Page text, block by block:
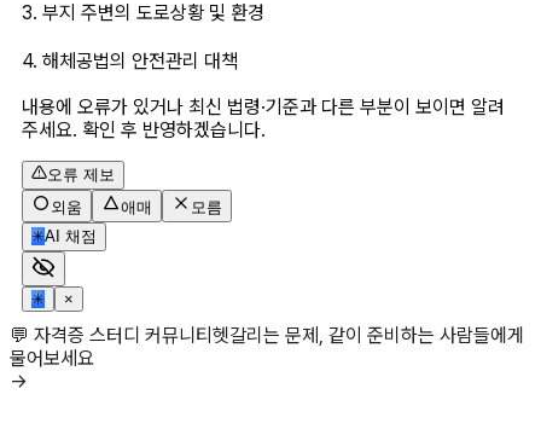
3. 부지 주변의 도로상황 및 환경
4. 해체공법의 안전관리 대책
내용에 오류가 있거나 최신 법령·기준과 다른 부분이 보이면 알려
주세요. 확인 후 반영하겠습니다.
오류 제보
외움
애매
모름
✳AI 채점
✳ ×
💬 자격증 스터디 커뮤니티헷갈리는 문제, 같이 준비하는 사람들에게
물어보세요
→